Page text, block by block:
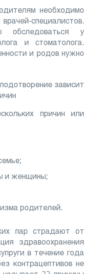
необходимо
специалистов.
обследоваться у
и стоматолога.
и родов нужно
причин или
и женщины;
родителей.
пар страдают от
здравоохранения
в течение года
контрацептивов не